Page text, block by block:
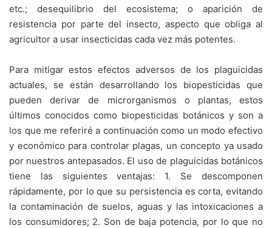
etc.; desequilibrio del ecosistema; o aparición de
resistencia por parte del insecto, aspecto que obliga al
agricultor a usar insecticidas cada vez más potentes.
Para mitigar estos efectos adversos de los plaguicidas
actuales, se están desarrollando los biopesticidas que
pueden derivar de microrganismos o plantas, estos
últimos conocidos como biopesticidas botánicos y son a
los que me referiré a continuación como un modo efectivo
y económico para controlar plagas, un concepto ya usado
por nuestros antepasados. El uso de plaguicidas botánicos
tiene las siguientes ventajas: 1. Se descomponen
rápidamente, por lo que su persistencia es corta, evitando
la contaminación de suelos, aguas y las intoxicaciones a
los consumidores; 2. Son de baja potencia, por lo que no